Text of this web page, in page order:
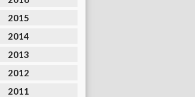
2015
2014
2013
2012
2011